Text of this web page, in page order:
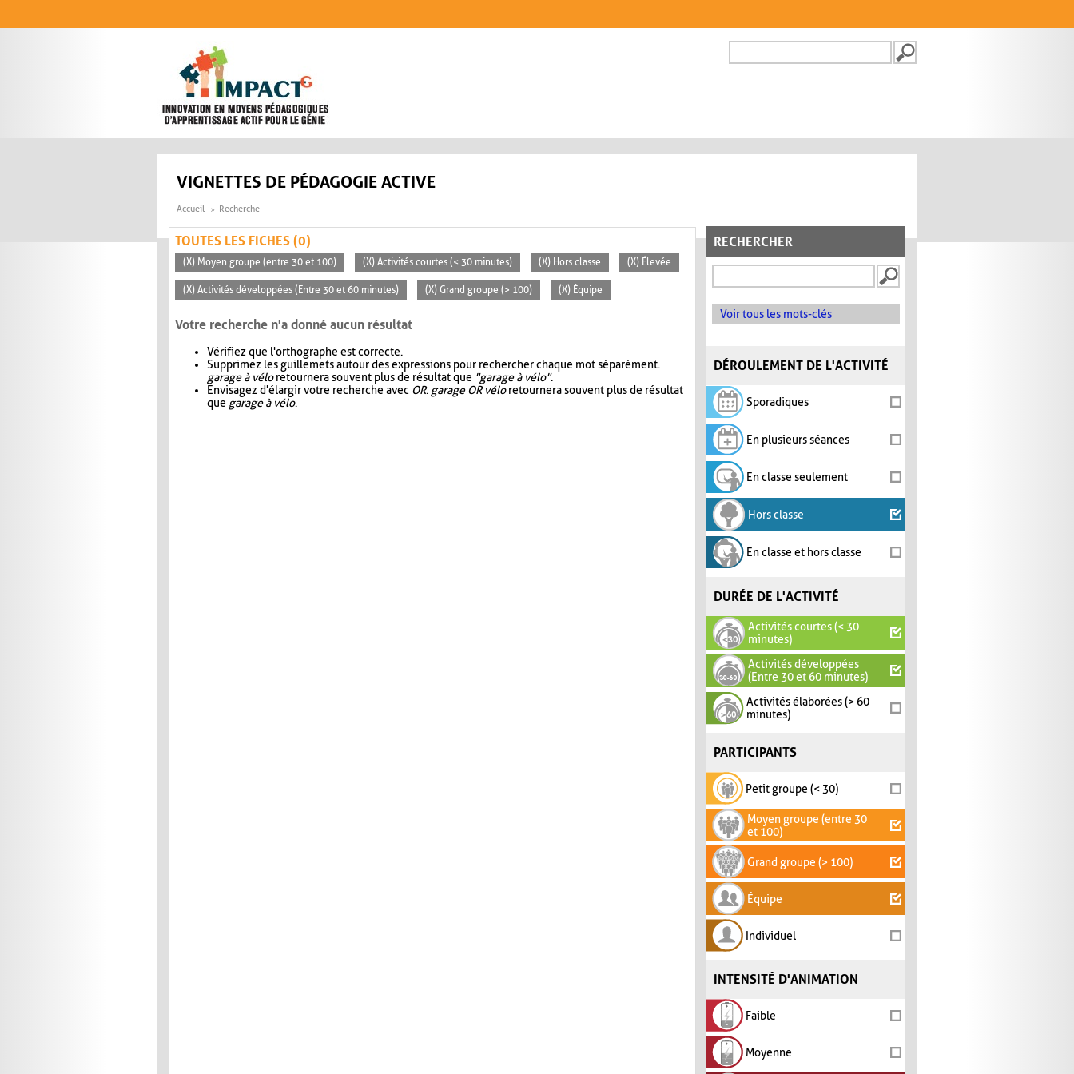
FORMULAIRE DE
VIGNETTES DE PÉDAGOGIE ACTIVE
Accueil Recherche
RECHERCHER
Voir tous les mots-clés
DÉROULEMENT DE L'ACTIVITÉ
Sporadiques
En plusieurs séances
En classe seulement
Hors classe
En classe et hors classe
DURÉE DE L'ACTIVITÉ
Activités courtes (< 30
minutes)
Activités développées
(Entre 30 et 60 minutes)
Activités élaborées (> 60
minutes)
PARTICIPANTS
Petit groupe (< 30)
Moyen groupe (entre 30
et 100)
Grand groupe (> 100)
Équipe
Individuel
INTENSITÉ D'ANIMATION
Faible
Moyenne
TOUTES LES FICHES (0)
(X) Moyen groupe (entre 30 et 100) (X) Activités courtes (< 30 minutes) (X) Hors classe (X) Élevée
(X) Activités développées (Entre 30 et 60 minutes) (X) Grand groupe (> 100) (X) Équipe
Votre recherche n'a donné aucun résultat
Vérifiez que l'orthographe est correcte.
Supprimez les guillemets autour des expressions pour rechercher chaque mot séparément.
garage à véloretournera souvent plus de résultat que "garage à vélo".
Envisagez d'élargir votre recherche avec OR. garage OR véloretournera souvent plus de résultat
que garage à vélo.